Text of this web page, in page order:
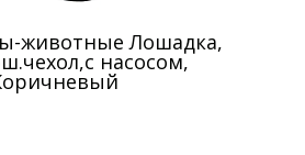
животные Лошадка,
насосом,